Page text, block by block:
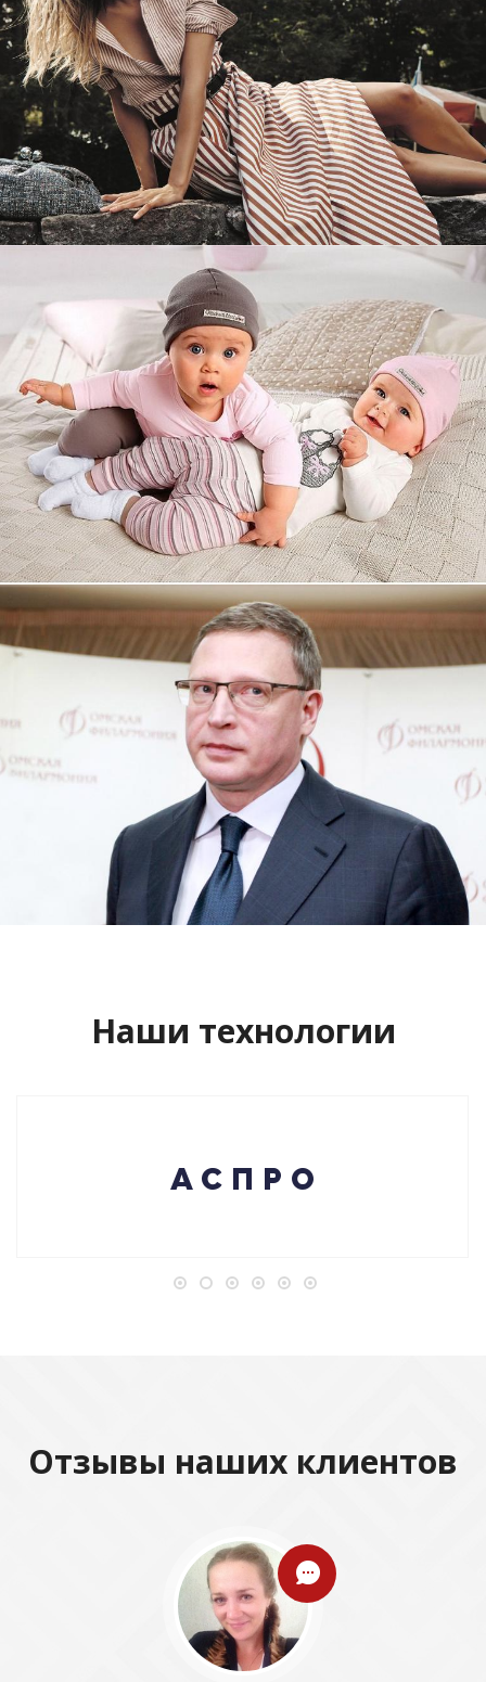
Имиджевый сайт для сети магазинов
Soho Project
Смотреть проект
Увеличили выручку интернет-
магазину topdatop.ru на 25%!
Смотреть проект
Сайт кандидата в губернаторы
Буркова Александра Леонидовича
Смотреть проект
Наши технологии
Отзывы наших клиентов